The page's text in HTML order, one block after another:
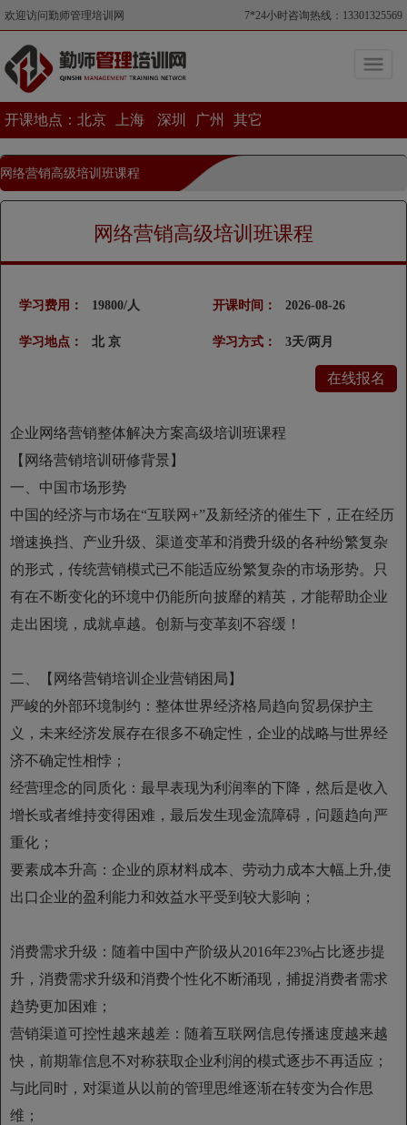
欢迎访问勤师管理培训网 7*24小时咨询热线：13301325569
开课地点： 北京 上海 深圳 广州 其它
网络营销高级培训班课程
网络营销高级培训班课程
学习费用： 19800/人
学习地点： 北 京
开课时间： 2026-08-26
学习方式： 3天/两月
在线报名
企业网络营销整体解决方案高级培训班课程
【网络营销培训研修背景】
一、中国市场形势
中国的经济与市场在“互联网+”及新经济的催生下，正在经历
增速换挡、产业升级、渠道变革和消费升级的各种纷繁复杂
的形式，传统营销模式已不能适应纷繁复杂的市场形势。只
有在不断变化的环境中仍能所向披靡的精英，才能帮助企业
走出困境，成就卓越。创新与变革刻不容缓！
二、【网络营销培训企业营销困局】
严峻的外部环境制约：整体世界经济格局趋向贸易保护主
义，未来经济发展存在很多不确定性，企业的战略与世界经
济不确定性相悖；
经营理念的同质化：最早表现为利润率的下降，然后是收入
增长或者维持变得困难，最后发生现金流障碍，问题趋向严
重化；
要素成本升高：企业的原材料成本、劳动力成本大幅上升,使
出口企业的盈利能力和效益水平受到较大影响；
消费需求升级：随着中国中产阶级从2016年23%占比逐步提
升，消费需求升级和消费个性化不断涌现，捕捉消费者需求
趋势更加困难；
营销渠道可控性越来越差：随着互联网信息传播速度越来越
快，前期靠信息不对称获取企业利润的模式逐步不再适应；
与此同时，对渠道从以前的管理思维逐渐在转变为合作思
维；